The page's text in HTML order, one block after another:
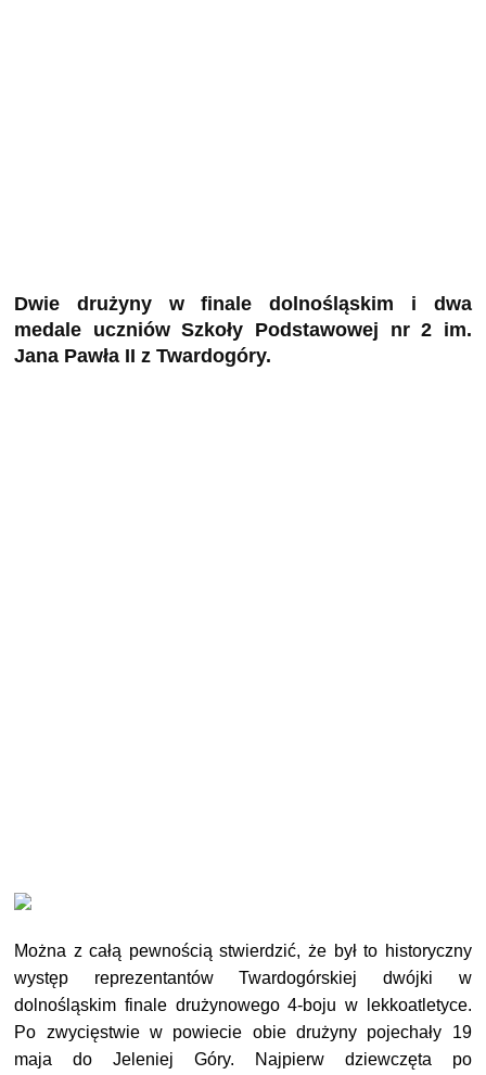
Dwie drużyny w finale dolnośląskim i dwa
medale uczniów Szkoły Podstawowej nr 2 im.
Jana Pawła II z Twardogóry.
Można z całą pewnością stwierdzić, że był to historyczny
występ reprezentantów Twardogórskiej dwójki w
dolnośląskim finale drużynowego 4-boju w lekkoatletyce.
Po zwycięstwie w powiecie obie drużyny pojechały 19
maja do Jeleniej Góry. Najpierw dziewczęta po